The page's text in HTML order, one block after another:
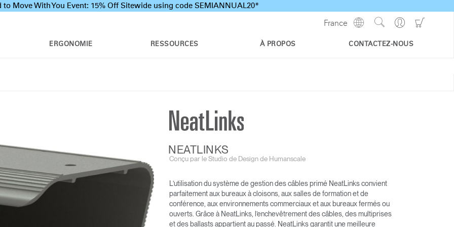
to Move With You Event: 15% Off Sitewide using code SEMIANNUAL20*
ERGONOMIE RESSOURCES À PROPOS CONTACTEZ-NOUS
Go
Profile
Site
France
Show
NEATCHARGE NEATLINKS
NEATLINKS
Conçu par le Studio de Design de Humanscale
L’utilisation du système de gestion des câbles primé NeatLinks convient
parfaitement aux bureaux à cloisons, aux salles de formation et de
conférence, aux environnements commerciaux et aux bureaux fermés ou
ouverts. Grâce à NeatLinks, l’enchevêtrement des câbles, des multiprises
et des ballasts appartient au passé. NeatLinks garantit une meilleure